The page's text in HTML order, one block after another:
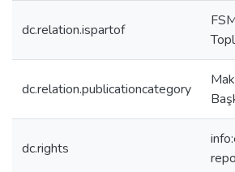
dc.relation.ispartof
dc.relation.publicationcategory
dc.rights